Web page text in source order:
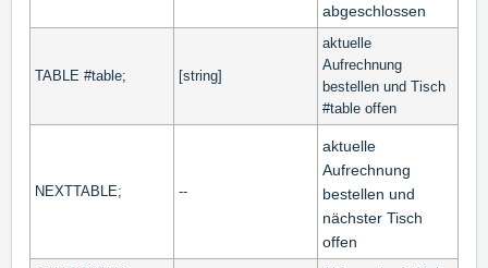
abgeschlossen
TABLE #table; [string]
aktuelle
Aufrechnung
bestellen und Tisch
#table offen
NEXTTABLE; --
aktuelle
Aufrechnung
bestellen und
nächster Tisch
offen